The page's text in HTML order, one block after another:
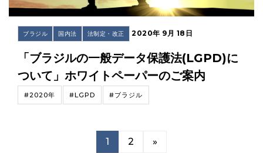
ブラジル 国内法 法制定・改正 2020年 9月 18日
「ブラジルの一般データ保護法(LGPD)に
ついて」ホワイトペーパーのご案内
#2020年 #LGPD #ブラジル
1 2 »